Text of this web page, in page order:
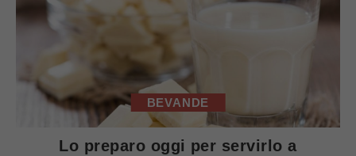
BEVANDE
Lo preparo oggi per servirlo a